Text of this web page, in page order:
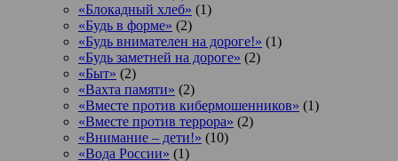
«Блокадный хлеб» (1)
«Будь в форме» (2)
«Будь внимателен на дороге!» (1)
«Будь заметней на дороге» (2)
«Быт» (2)
«Вахта памяти» (2)
«Вместе против кибермошенников» (1)
«Вместе против террора» (2)
«Внимание – дети!» (10)
«Вода России» (1)